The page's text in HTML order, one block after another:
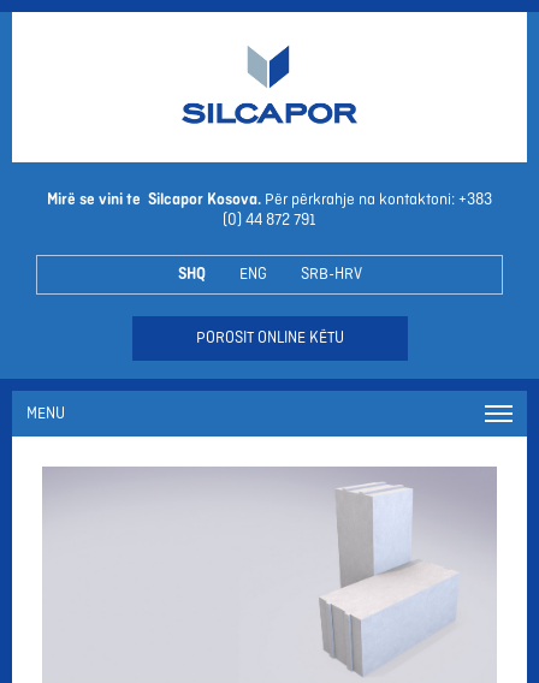
Mirë se vini te Silcapor Kosova. Për përkrahje na kontaktoni: +383
(0) 44 872 791
SHQ ENG SRB-HRV
POROSIT ONLINE KËTU
MENU